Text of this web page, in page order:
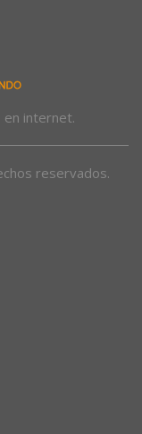
en internet.
reservados.